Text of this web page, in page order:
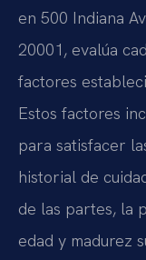
en 500 Indiana
20001, evalúa
factores
Estos factores
para satisfacer
historial de
de las partes, la
edad y madurez